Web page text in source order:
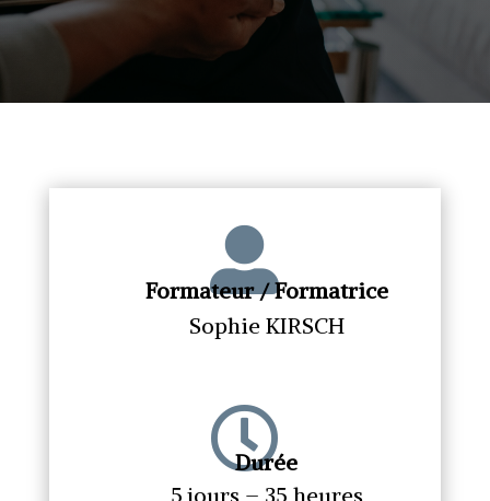

Formateur / Formatrice
Sophie KIRSCH

Durée
5 jours – 35 heures